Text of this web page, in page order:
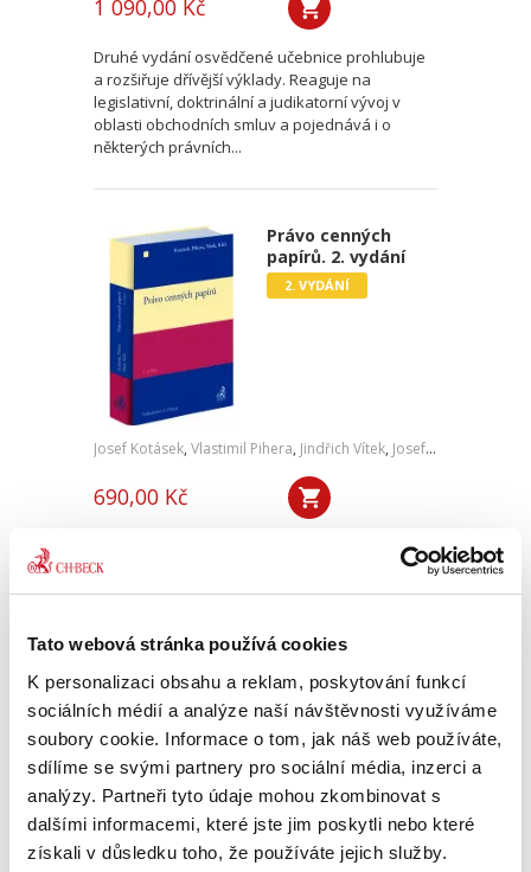
Tato webová stránka používá cookies
K personalizaci obsahu a reklam, poskytování funkcí
sociálních médií a analýze naší návštěvnosti využíváme
soubory cookie. Informace o tom, jak náš web používáte,
sdílíme se svými partnery pro sociální média, inzerci a
analýzy. Partneři tyto údaje mohou zkombinovat s
dalšími informacemi, které jste jim poskytli nebo které
získali v důsledku toho, že používáte jejich služby.
1 090,00 Kč
Druhé vydání osvědčené učebnice prohlubuje
a rozšiřuje dřívější výklady. Reaguje na
legislativní, doktrinální a judikatorní vývoj v
oblasti obchodních smluv a pojednává i o
některých právních...
Právo cenných
papírů. 2. vydání
2. VYDÁNÍ
Josef Kotásek, Vlastimil Pihera, Jindřich Vítek, Josef Kříž
690,00 Kč
druhém vydání přináší aktualizovaný a
podrobný obecný výklad k základním
právní regulaci. Na úvodní obecnější...
Mezinárodní a
evropské kontrolní
mechanismy v
oblasti lidských
práv. 4. vydání